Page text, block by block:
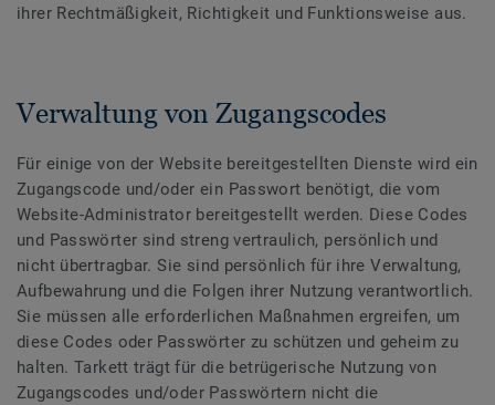
ihrer Rechtmäßigkeit, Richtigkeit und Funktionsweise aus.
Verwaltung von Zugangscodes
Für einige von der Website bereitgestellten Dienste wird ein
Zugangscode und/oder ein Passwort benötigt, die vom
Website-Administrator bereitgestellt werden. Diese Codes
und Passwörter sind streng vertraulich, persönlich und
nicht übertragbar. Sie sind persönlich für ihre Verwaltung,
Aufbewahrung und die Folgen ihrer Nutzung verantwortlich.
Sie müssen alle erforderlichen Maßnahmen ergreifen, um
diese Codes oder Passwörter zu schützen und geheim zu
halten. Tarkett trägt für die betrügerische Nutzung von
Zugangscodes und/oder Passwörtern nicht die